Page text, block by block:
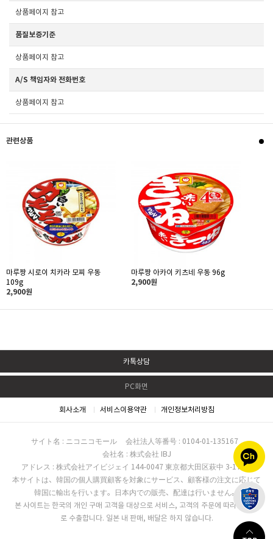
상품페이지 참고
품질보증기준
상품페이지 참고
A/S 책임자와 전화번호
상품페이지 참고
관련상품
마루짱 시로이 치카라 모찌 우동
109g
2,900원
마루짱 아카이 키츠네 우동 96g
2,900원
카톡상담
PC화면
회사소개 서비스이용약관 개인정보처리방침
サイト名 : ニコニコモール
会社法人等番号 : 0104-01-135167
会社名 : 株式会社 IBJ
アドレス : 株式会社アイビジェイ 144-0047 東京都大田区萩中 3-17-16
本サイトは、韓国の個人購買顧客を対象にサービス、顧客様の注文に応じて
韓国に輸出を行います。日本内での販売、配達は行いません。
본 사이트는 한국의 개인 구매 고객을 대상으로 서비스, 고객의 주문에 따라 한국으
로 수출합니다. 일본 내 판매, 배달은 하지 않습니다.